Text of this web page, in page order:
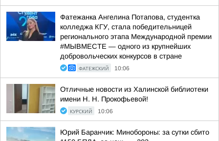
Фатежанка Ангелина Потапова, студентка
колледжа КГУ, стала победительницей
регионального этапа Международной премии
#МЫВМЕСТЕ — одного из крупнейших
добровольческих конкурсов в стране
ФАТЕЖСКИЙ 10:06
Отличные новости из Халинской библиотеки
имени Н. Н. Прокофьевой!
КУРСКИЙ 10:06
Юрий Баранчик: Минобороны: за сутки сбито